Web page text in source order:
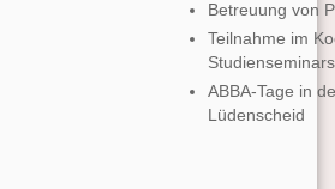
Betreuung von
Teilnahme im
ABBA-Tage in
Lüdenscheid